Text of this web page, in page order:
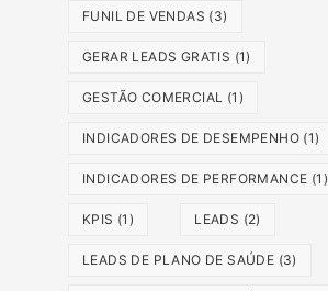
FUNIL DE VENDAS (3)
GERAR LEADS GRATIS (1)
GESTÃO COMERCIAL (1)
INDICADORES DE DESEMPENHO (1)
INDICADORES DE PERFORMANCE (1)
KPIS (1) LEADS (2)
LEADS DE PLANO DE SAÚDE (3)